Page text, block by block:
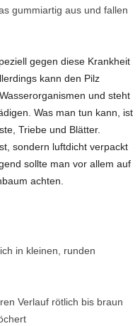
gummiartig aus und fallen
gegen diese Krankheit
kann den Pilz
und steht
Was man tun kann, ist
Triebe und Blätter.
sondern luftdicht verpackt
sollte man vor allem auf
achten.
in kleinen, runden
Verlauf rötlich bis braun